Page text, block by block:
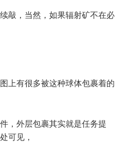
敲，当然，如果辐射矿不在必
上有很多被这种球体包裹着的
，外层包裹其实就是任务提
可见，